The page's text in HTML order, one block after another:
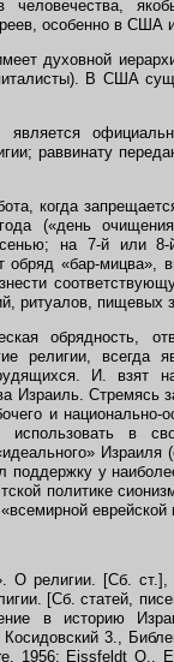
человечества,
особенно в США
духовной
В США
раввинату
когда
(«день
на 7-й
обряд «бар-
ритуалов, пищевых
обрядность,
религии, всегда
И. взят
Израиль. Стремясь
и
использовать в
поддержку у
политике
О религии. [Сб.
[Сб. статей,
в историю
3.,
1956; Eissfeldt О.,